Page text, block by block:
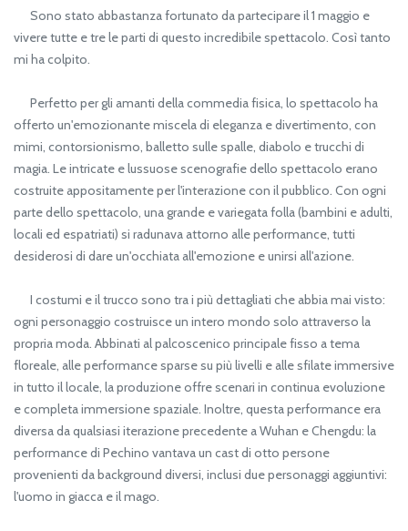
Sono stato abbastanza fortunato da partecipare il 1 maggio e
vivere tutte e tre le parti di questo incredibile spettacolo. Così tanto
mi ha colpito.
Perfetto per gli amanti della commedia fisica, lo spettacolo ha
offerto un'emozionante miscela di eleganza e divertimento, con
mimi, contorsionismo, balletto sulle spalle, diabolo e trucchi di
magia. Le intricate e lussuose scenografie dello spettacolo erano
costruite appositamente per l'interazione con il pubblico. Con ogni
parte dello spettacolo, una grande e variegata folla (bambini e adulti,
locali ed espatriati) si radunava attorno alle performance, tutti
desiderosi di dare un'occhiata all'emozione e unirsi all'azione.
I costumi e il trucco sono tra i più dettagliati che abbia mai visto:
ogni personaggio costruisce un intero mondo solo attraverso la
propria moda. Abbinati al palcoscenico principale fisso a tema
floreale, alle performance sparse su più livelli e alle sfilate immersive
in tutto il locale, la produzione offre scenari in continua evoluzione
e completa immersione spaziale. Inoltre, questa performance era
diversa da qualsiasi iterazione precedente a Wuhan e Chengdu: la
performance di Pechino vantava un cast di otto persone
provenienti da background diversi, inclusi due personaggi aggiuntivi:
l'uomo in giacca e il mago.